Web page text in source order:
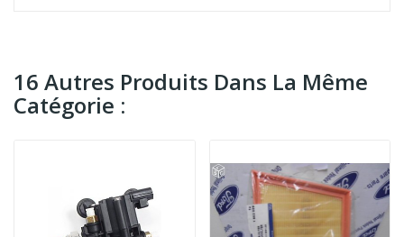
16 Autres Produits Dans La Même
Catégorie :